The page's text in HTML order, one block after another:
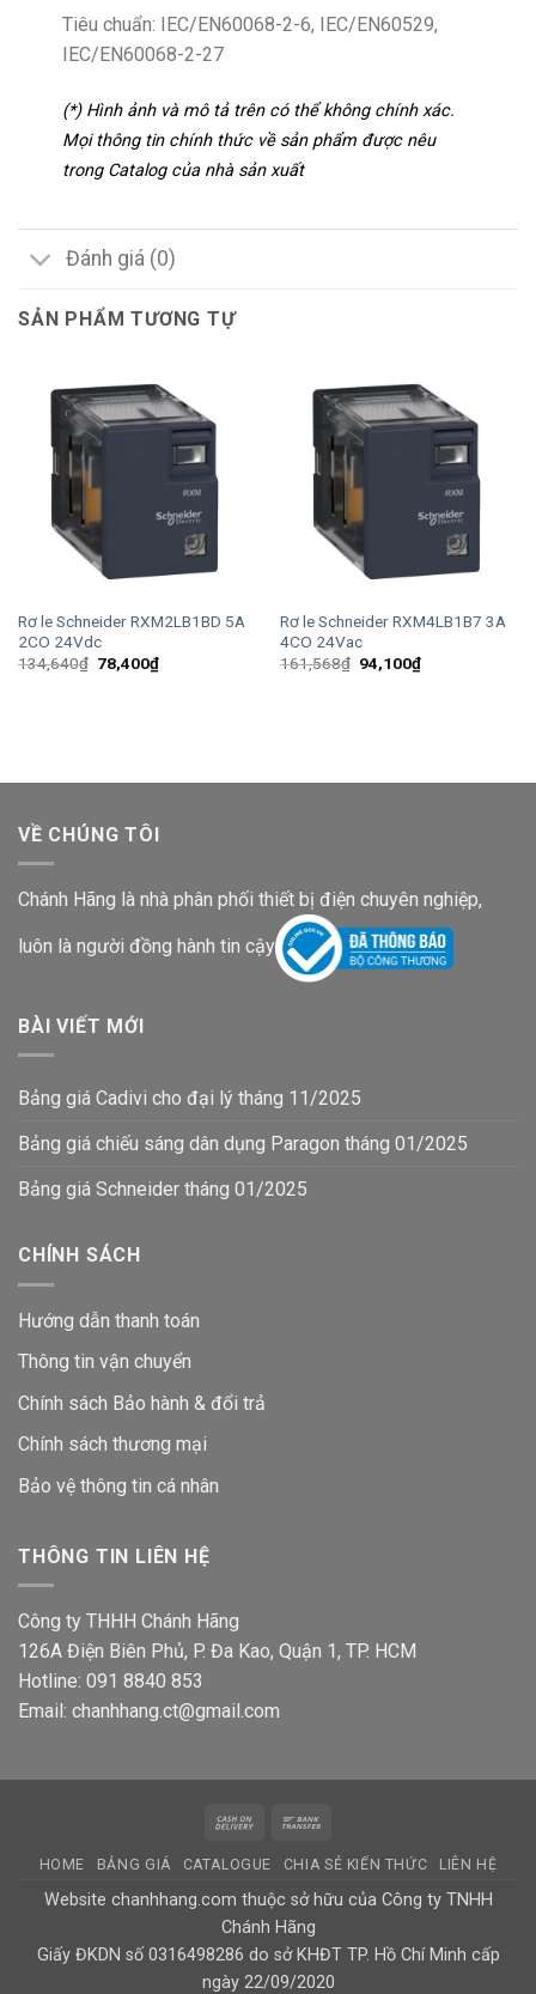
Tiêu chuẩn: IEC/EN60068-2-6, IEC/EN60529,
IEC/EN60068-2-27
(*) Hình ảnh và mô tả trên có thể không chính xác.
Mọi thông tin chính thức về sản phẩm được nêu
trong Catalog của nhà sản xuất
Đánh giá (0)
SẢN PHẨM TƯƠNG TỰ
Rơ le Schneider RXM2LB1BD 5A
2CO 24Vdc
134,640₫ Giá
gốc
78,400₫Giá
hiện
Rơ le Schneider RXM4LB1B7 3A
4CO 24Vac
161,568₫ Giá
gốc
94,100₫Giá
hiện
VỀ CHÚNG TÔI
Chánh Hãng là nhà phân phối thiết bị điện chuyên nghiệp,
luôn là người đồng hành tin cậy
BÀI VIẾT MỚI
Bảng giá Cadivi cho đại lý tháng 11/2025
Bảng giá chiếu sáng dân dụng Paragon tháng 01/2025
Bảng giá Schneider tháng 01/2025
CHÍNH SÁCH
Hướng dẫn thanh toán
Thông tin vận chuyển
Chính sách Bảo hành & đổi trả
Chính sách thương mại
Bảo vệ thông tin cá nhân
THÔNG TIN LIÊN HỆ
Công ty THHH Chánh Hãng
126A Điện Biên Phủ, P. Đa Kao, Quận 1, TP. HCM
Hotline: 091 8840 853
Email: chanhhang.ct@gmail.com
Cash
Delivery
HOME BẢNG GIÁ CATALOGUE CHIA SẺ KIẾN THỨC LIÊN HỆ
Website chanhhang.com thuộc sở hữu của Công ty TNHH
Chánh Hãng
Giấy ĐKDN số 0316498286 do sở KHĐT TP. Hồ Chí Minh cấp
ngày 22/09/2020